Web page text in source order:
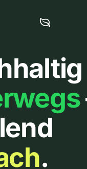
.